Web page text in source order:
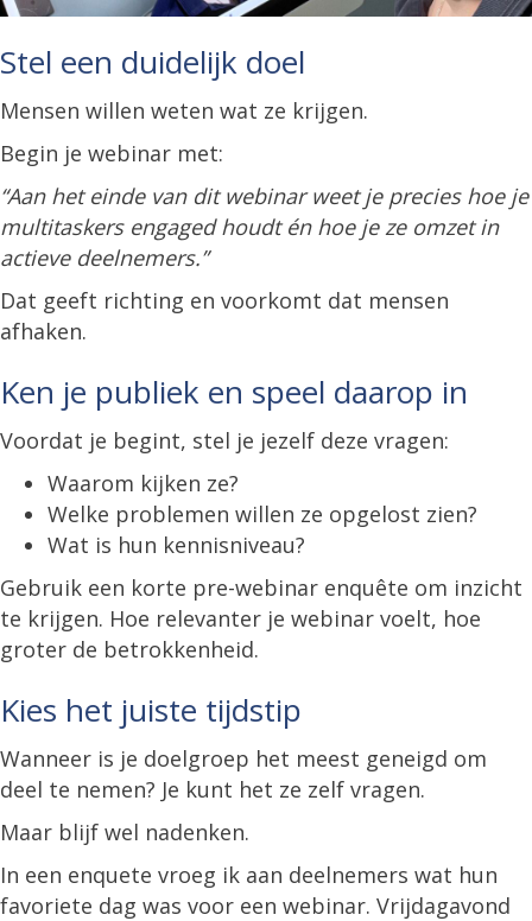
Stel een duidelijk doel
Mensen willen weten wat ze krijgen.
Begin je webinar met:
“Aan het einde van dit webinar weet je precies hoe je
multitaskers engaged houdt én hoe je ze omzet in
actieve deelnemers.”
Dat geeft richting en voorkomt dat mensen
afhaken.
Ken je publiek en speel daarop in
Voordat je begint, stel je jezelf deze vragen:
Waarom kijken ze?
Welke problemen willen ze opgelost zien?
Wat is hun kennisniveau?
Gebruik een korte pre-webinar enquête om inzicht
te krijgen. Hoe relevanter je webinar voelt, hoe
groter de betrokkenheid.
Kies het juiste tijdstip
Wanneer is je doelgroep het meest geneigd om
deel te nemen? Je kunt het ze zelf vragen.
Maar blijf wel nadenken.
In een enquete vroeg ik aan deelnemers wat hun
favoriete dag was voor een webinar. Vrijdagavond